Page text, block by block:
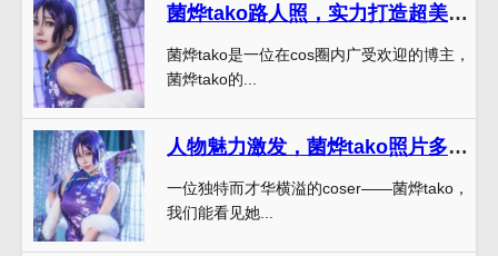
菌烨tako路人照，实力打造超美的原图
菌烨tako是一位在cos圈内广受欢迎的博主，
菌烨tako的...
人物魅力激发，菌烨tako照片多彩变化调动你的心弦
一位独特而才华横溢的coser——菌烨tako，
我们能看见她...